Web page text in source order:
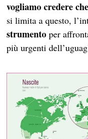
vogliamo credere
si limita a questo,
strumento per
più urgenti